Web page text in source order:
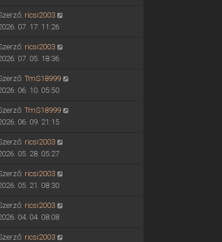
ricsi2003
07. 17. 11:26
ricsi2003
07. 05. 18:36
TmS18999
06. 10. 05:50
TmS18999
06. 09. 21:15
ricsi2003
05. 28. 05:27
ricsi2003
05. 21. 08:30
ricsi2003
04. 04. 08:08
ricsi2003